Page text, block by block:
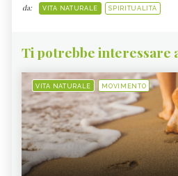
da: VITA NATURALE SPIRITUALITÀ
Ti potrebbe interessare
VITA NATURALE MOVIMENTO